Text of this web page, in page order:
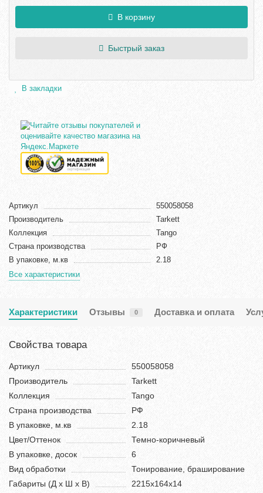
В корзину
Быстрый заказ
В закладки
Артикул
550058058
Производитель
Tarkett
Коллекция
Tango
Страна производства
РФ
В упаковке, м.кв
2.18
Все характеристики
Характеристики Отзывы 0 Доставка и оплата
Свойства товара
Артикул
550058058
Производитель
Tarkett
Коллекция
Tango
Страна производства
РФ
В упаковке, м.кв
2.18
Цвет/Оттенок
Темно-коричневый
В упаковке, досок
6
Вид обработки
Тонирование, браширование
Габариты (Д х Ш х В)
2215х164х14